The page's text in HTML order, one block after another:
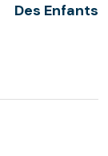
Des Enfants